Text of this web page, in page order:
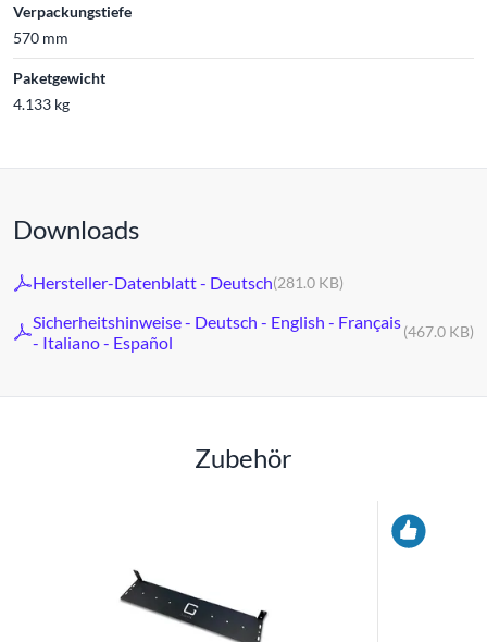
Verpackungstiefe
570 mm
Paketgewicht
4.133 kg
Downloads
Hersteller-Datenblatt - Deutsch(281.0 KB)
Sicherheitshinweise - Deutsch - English - Français
- Italiano - Español
(467.0 KB)
Zubehör